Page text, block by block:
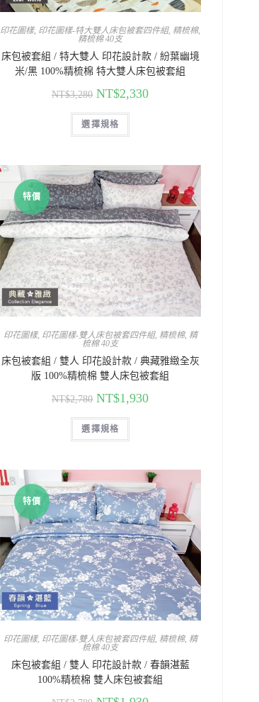
印花圖樣, 印花圖樣-特大雙人床包被套四件組, 精梳棉,
精梳棉 40支
床包被套組 / 特大雙人 印花設計款 / 紛葉幽境
米/黑 100%精梳棉 特大雙人床包被套組
NT$3,280 NT$2,330
選擇規格
特價
印花圖樣, 印花圖樣-雙人床包被套四件組, 精梳棉, 精
梳棉 40支
床包被套組 / 雙人 印花設計款 / 典藏雅緻全灰
版 100%精梳棉 雙人床包被套組
NT$2,780 NT$1,930
選擇規格
特價
印花圖樣, 印花圖樣-雙人床包被套四件組, 精梳棉, 精
梳棉 40支
床包被套組 / 雙人 印花設計款 / 春韻湛藍
100%精梳棉 雙人床包被套組